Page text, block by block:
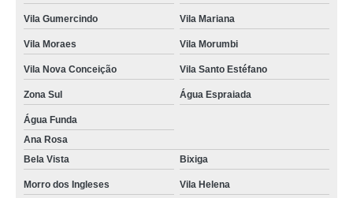
Vila Gumercindo Vila Mariana
Vila Moraes Vila Morumbi
Vila Nova Conceição Vila Santo Estéfano
Zona Sul Água Espraiada
Água Funda
Ana Rosa
Bela Vista
Bixiga
Morro dos Ingleses
Vila Helena